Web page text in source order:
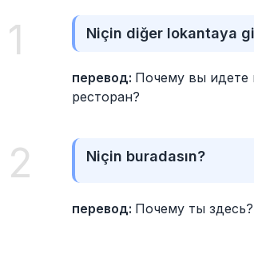
1 Niçin diğer lokantaya
перевод: Почему вы идете
ресторан?
2 Niçin buradasın?
перевод: Почему ты здесь?